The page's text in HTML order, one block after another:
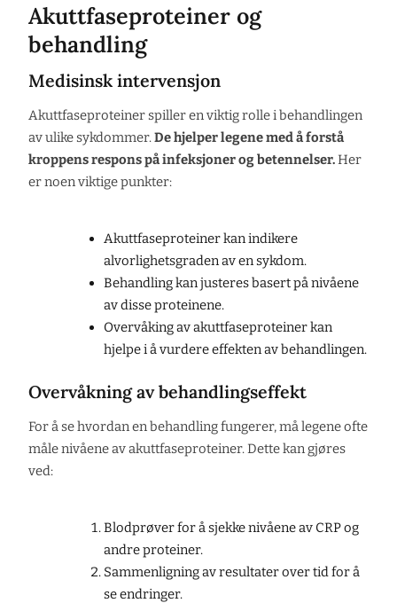
Akuttfaseproteiner og
behandling
Medisinsk intervensjon
Akuttfaseproteiner spiller en viktig rolle i behandlingen
av ulike sykdommer.De hjelper legene med å forstå
kroppens respons på infeksjoner og betennelser.Her
er noen viktige punkter:
Akuttfaseproteiner kan indikere
alvorlighetsgraden av en sykdom.
Behandling kan justeres basert på nivåene
av disse proteinene.
Overvåking av akuttfaseproteiner kan
hjelpe i å vurdere effekten av behandlingen.
Overvåkning av behandlingseffekt
For å se hvordan en behandling fungerer, må legene ofte
måle nivåene av akuttfaseproteiner. Dette kan gjøres
ved:
Blodprøver for å sjekke nivåene av CRP og
andre proteiner.
Sammenligning av resultater over tid for å
se endringer.